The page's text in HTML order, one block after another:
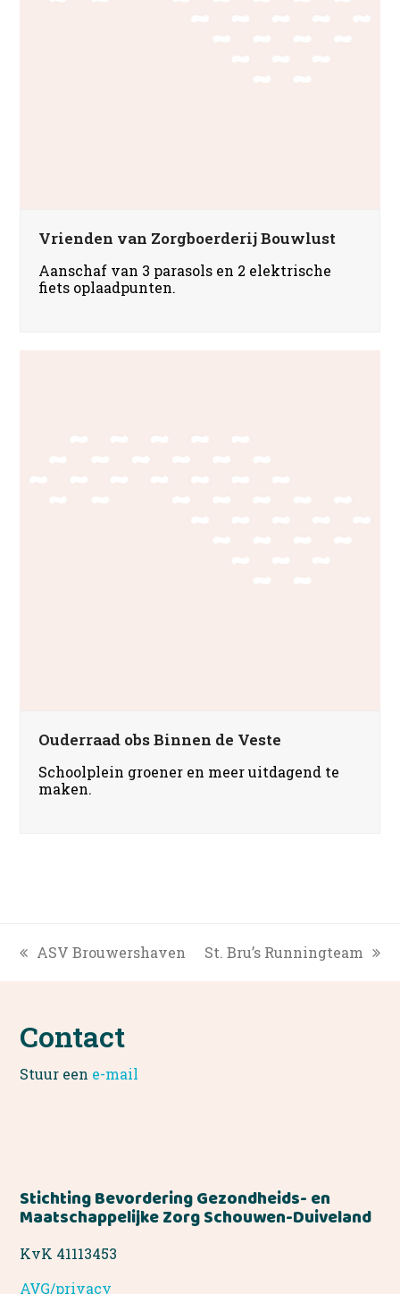
Vrienden van Zorgboerderij Bouwlust
Aanschaf van 3 parasols en 2 elektrische
fiets oplaadpunten.
Ouderraad obs Binnen de Veste
Schoolplein groener en meer uitdagend te
maken.
previous
ASV Brouwershaven
next
St. Bru’s Runningteam
Contact
Stuur een e-mail
Stichting Bevordering Gezondheids- en
Maatschappelijke Zorg Schouwen-Duiveland
KvK 41113453
AVG/privacy